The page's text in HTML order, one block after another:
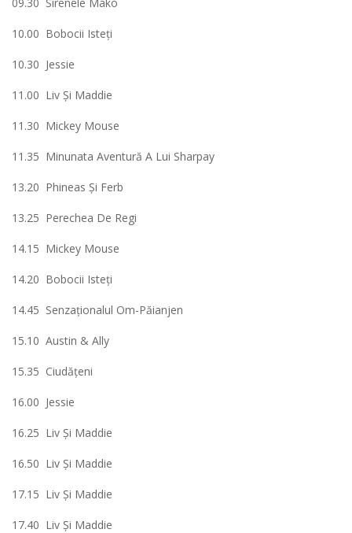
10.00 Bobocii Isteţi
10.30 Jessie
11.00 Liv Şi Maddie
11.30 Mickey Mouse
11.35 Minunata Aventură A Lui Sharpay
13.20 Phineas Şi Ferb
13.25 Perechea De Regi
14.15 Mickey Mouse
14.20 Bobocii Isteţi
14.45 Senzaţionalul Om-Păianjen
15.10 Austin & Ally
15.35 Ciudăţeni
16.00 Jessie
16.25 Liv Şi Maddie
16.50 Liv Şi Maddie
17.15 Liv Şi Maddie
17.40 Liv Şi Maddie